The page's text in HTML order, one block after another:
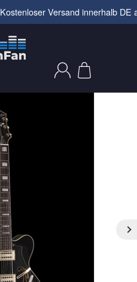
Kostenloser Versand innerhalb DE